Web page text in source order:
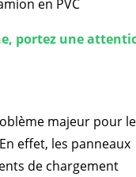
portez une
majeur pour
effet, les panneaux
de chargement